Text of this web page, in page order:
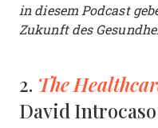
in diesem Podcast
Zukunft des
2. The
David Introcaso